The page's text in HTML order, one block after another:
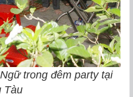
trong đêm party tại
Tàu